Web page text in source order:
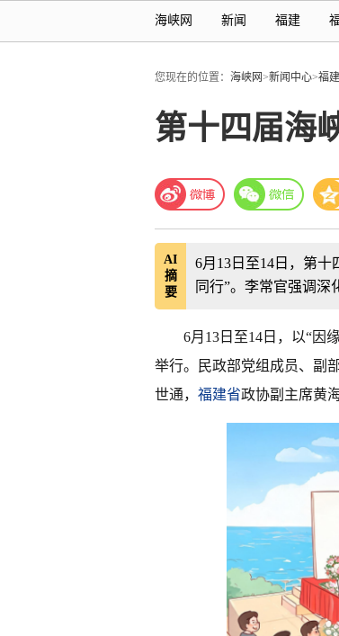
海峡网 新闻 福建
您现在的位置： 海峡网>新闻中心>福
第十四届海
AI
摘
要
6月13日至14日，第
同行”。李常官强调深
6月13日至14日，以“因
举行。民政部党组成员、副
世通， 福建省政协副主席黄